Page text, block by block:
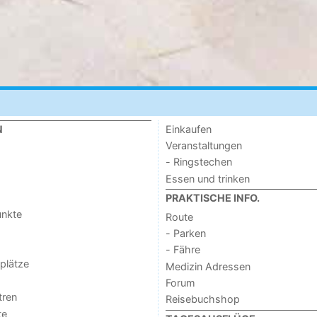
Einkaufen
Veranstaltungen
- Ringstechen
Essen und trinken
PRAKTISCHE INFO.
Route
- Parken
- Fähre
Medizin Adressen
Forum
Reisebuchshop